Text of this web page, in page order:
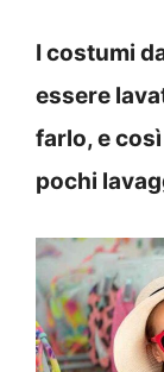
I costumi
essere
farlo, e
pochi